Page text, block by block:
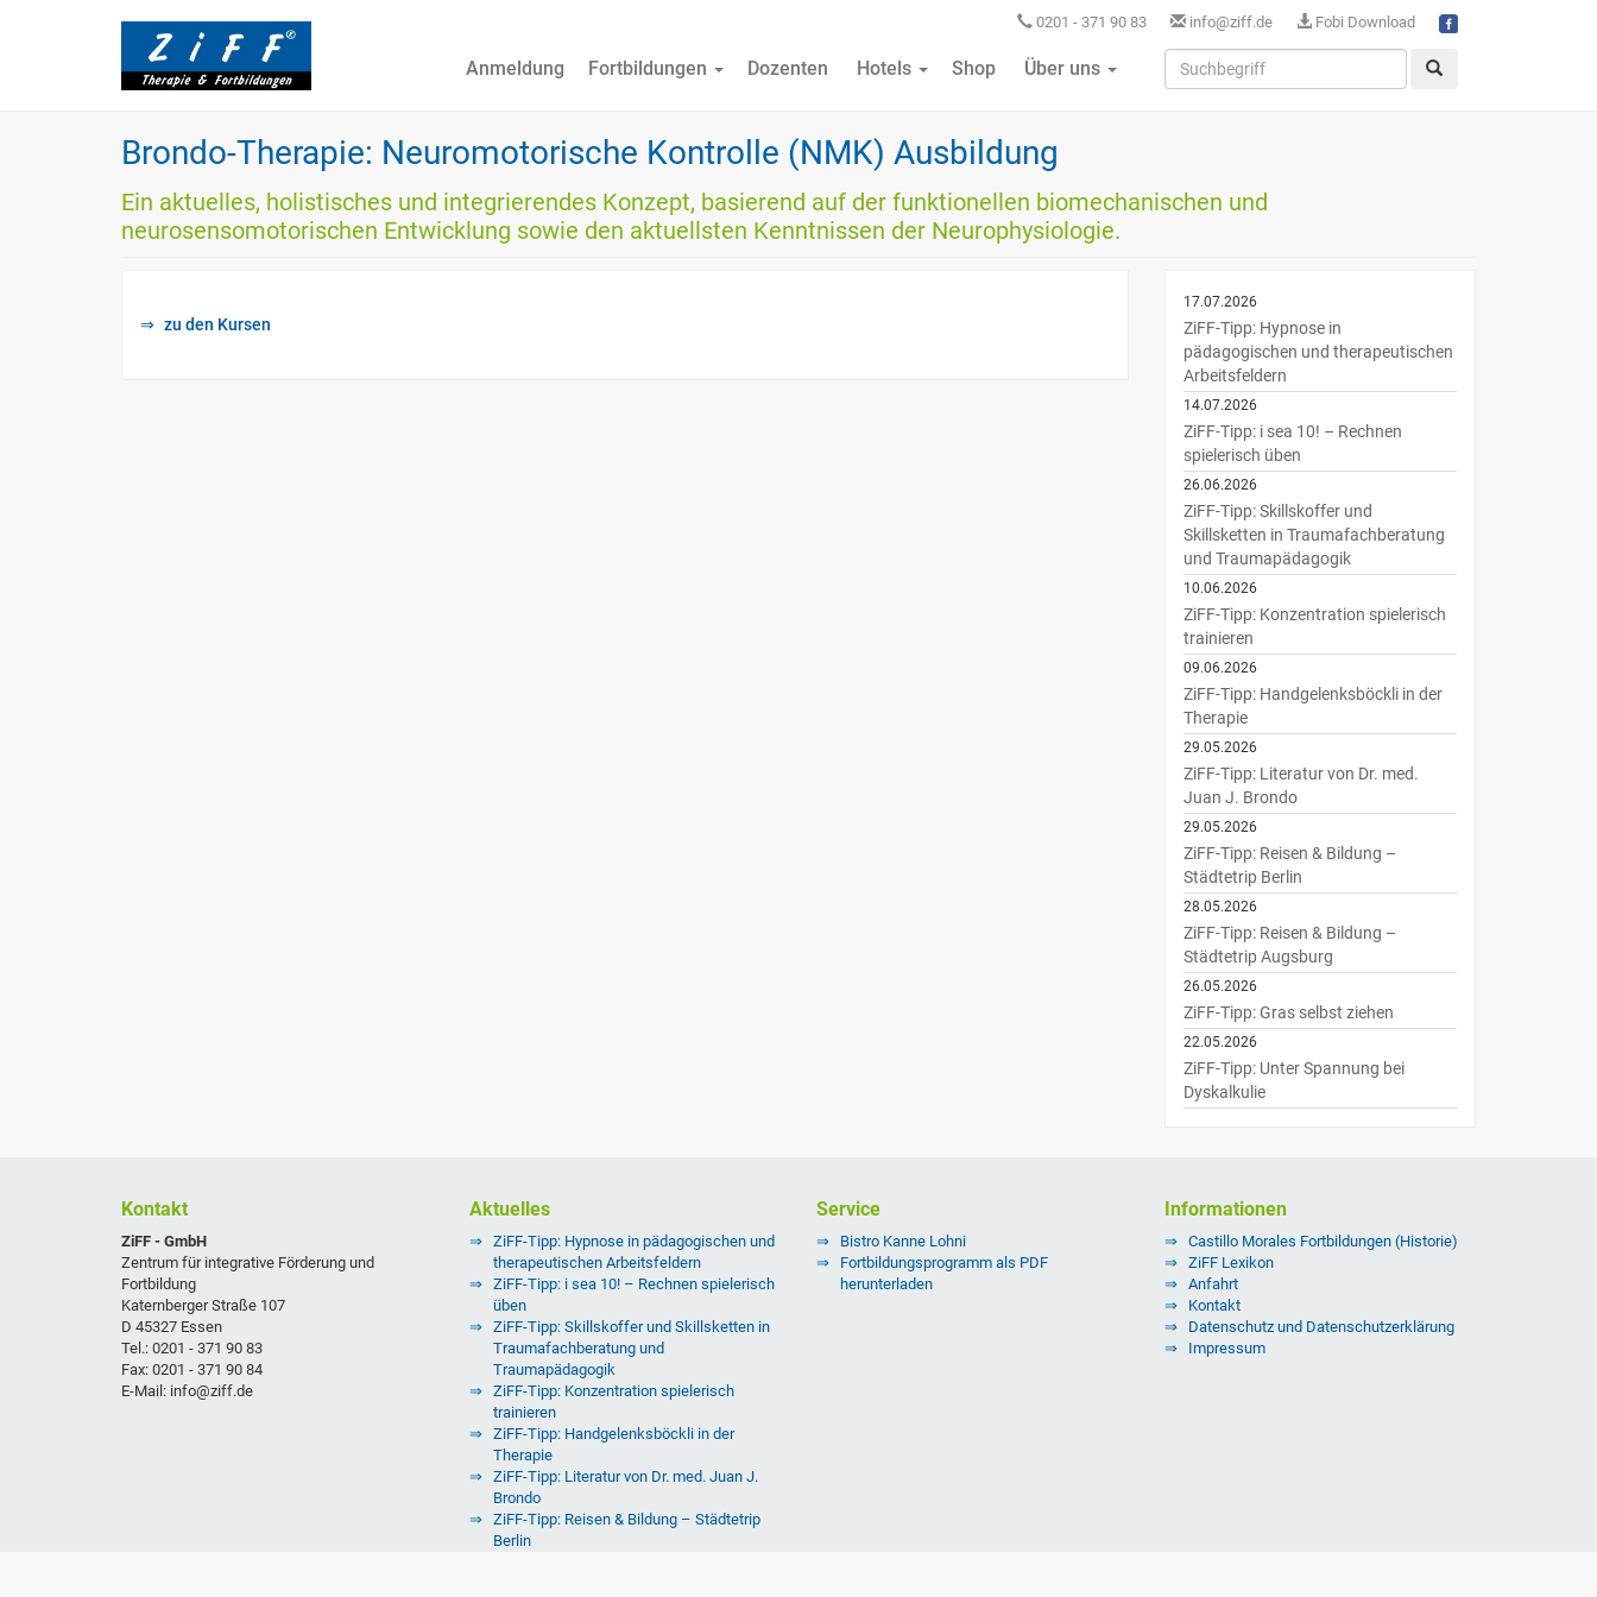
0201 - 371 90 83 info@ziff.de Fobi Download
Anmeldung Fortbildungen Dozenten Hotels Shop Über uns
Brondo-Therapie: Neuromotorische Kontrolle (NMK) Ausbildung
Ein aktuelles, holistisches und integrierendes Konzept, basierend auf der funktionellen biomechanischen und
neurosensomotorischen Entwicklung sowie den aktuellsten Kenntnissen der Neurophysiologie.
zu den Kursen
17.07.2026
ZiFF-Tipp: Hypnose in
pädagogischen und therapeutischen
Arbeitsfeldern
14.07.2026
ZiFF-Tipp: i sea 10! – Rechnen
spielerisch üben
26.06.2026
ZiFF-Tipp: Skillskoffer und
Skillsketten in Traumafachberatung
und Traumapädagogik
10.06.2026
ZiFF-Tipp: Konzentration spielerisch
trainieren
09.06.2026
ZiFF-Tipp: Handgelenksböckli in der
Therapie
29.05.2026
ZiFF-Tipp: Literatur von Dr. med.
Juan J. Brondo
29.05.2026
ZiFF-Tipp: Reisen & Bildung –
Städtetrip Berlin
28.05.2026
ZiFF-Tipp: Reisen & Bildung –
Städtetrip Augsburg
26.05.2026
ZiFF-Tipp: Gras selbst ziehen
22.05.2026
ZiFF-Tipp: Unter Spannung bei
Dyskalkulie
Kontakt
ZiFF - GmbH
Zentrum für integrative Förderung und
Fortbildung
Katernberger Straße 107
D 45327 Essen
Tel.: 0201 - 371 90 83
Fax: 0201 - 371 90 84
E-Mail: info@ziff.de
Aktuelles
ZiFF-Tipp: Hypnose in pädagogischen und
therapeutischen Arbeitsfeldern
ZiFF-Tipp: i sea 10! – Rechnen spielerisch
üben
ZiFF-Tipp: Skillskoffer und Skillsketten in
Traumafachberatung und
Traumapädagogik
ZiFF-Tipp: Konzentration spielerisch
trainieren
ZiFF-Tipp: Handgelenksböckli in der
Therapie
ZiFF-Tipp: Literatur von Dr. med. Juan J.
Brondo
ZiFF-Tipp: Reisen & Bildung – Städtetrip
Berlin
Service
Bistro Kanne Lohni
Fortbildungsprogramm als PDF
herunterladen
Informationen
Castillo Morales Fortbildungen (Historie)
ZiFF Lexikon
Anfahrt
Kontakt
Datenschutz und Datenschutzerklärung
Impressum